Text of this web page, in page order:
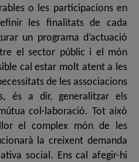
o les participacions en
les finalitats de cada
un programa d’actuació
el sector públic i el món
cal estar molt atent a les
de les associacions
és a dir, generalitzar els
col·laboració. Tot això
el complex món de les
la creixent demanda
social. Ens cal afegir-hi